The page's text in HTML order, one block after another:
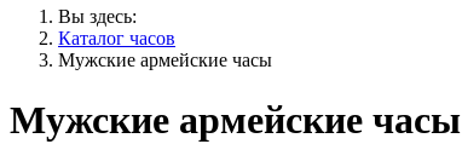
Вы здесь:
Каталог часов
Мужские армейские часы
Мужские армейские часы